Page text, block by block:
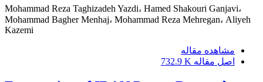
Mohammad Reza Taghizadeh Yazdi، Hamed Shakouri Ganjavi،
Mohammad Bagher Menhaj، Mohammad Reza Mehregan، Aliyeh
Kazemi
مشاهده مقاله
اصل مقاله 732.9 K